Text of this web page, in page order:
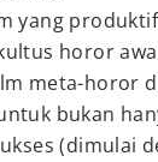
yang
horor
meta-horor
bukan
(dimulai